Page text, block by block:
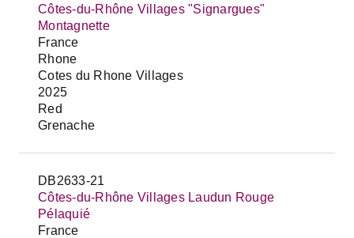
Côtes-du-Rhône Villages "Signargues"
Montagnette
France
Rhone
Cotes du Rhone Villages
2025
Red
Grenache
DB2633-21
Côtes-du-Rhône Villages Laudun Rouge
Pélaquié
France